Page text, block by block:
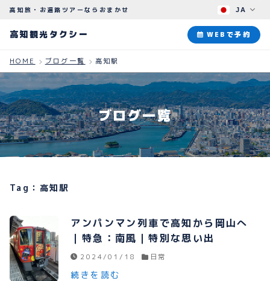
高知観光タクシー
ABOUT
観光タクシーについて
PLAN
観光プラン
ブログ
よくある質問
JA
高知旅・お遍路ツアーならおまかせ
高知観光タクシー WEBで予約
HOME ブログ一覧 高知駅
ブログ一覧
Tag：高知駅
アンパンマン列車で高知から岡山へ
｜特急：南風｜特別な思い出
2024/01/18 日常
続きを読む